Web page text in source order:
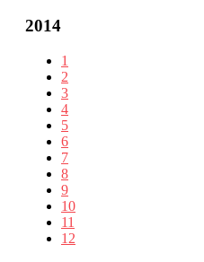
2014
1
2
3
4
5
6
7
8
9
10
11
12